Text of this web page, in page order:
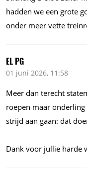
hadden we een grote
onder meer vette
EL PG
01 juni 2026, 11:58
Meer dan terecht
roepen maar
strijd aan gaan: dat
Dank voor jullie harde